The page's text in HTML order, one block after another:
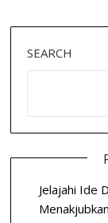
SEARCH
Jelajahi Ide